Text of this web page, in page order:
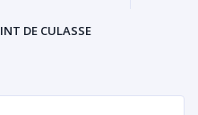
DE CULASSE